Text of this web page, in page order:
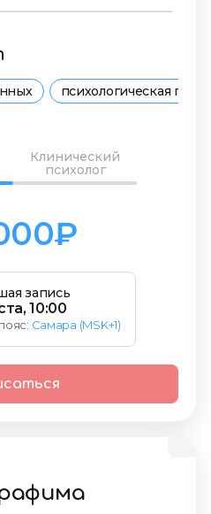
психологическая
Клинический
психолог
запись
10:00
Самара (MSK+1)